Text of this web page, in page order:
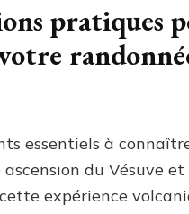
pratiques
essentiels à
du Vésuve
expérience